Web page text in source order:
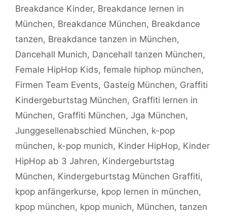
Breakdance Kinder, Breakdance lernen in
München, Breakdance München, Breakdance
tanzen, Breakdance tanzen in München,
Dancehall Munich, Dancehall tanzen München,
Female HipHop Kids, female hiphop münchen,
Firmen Team Events, Gasteig München, Graffiti
Kindergeburtstag München, Graffiti lernen in
München, Graffiti München, Jga München,
Junggesellenabschied München, k-pop
münchen, k-pop munich, Kinder HipHop, Kinder
HipHop ab 3 Jahren, Kindergeburtstag
München, Kindergeburtstag München Graffiti,
kpop anfängerkurse, kpop lernen in münchen,
kpop münchen, kpop munich, München, tanzen